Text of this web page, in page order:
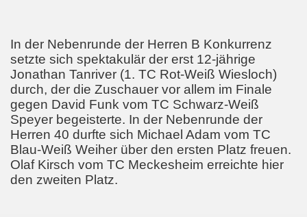
In der Nebenrunde der Herren B Konkurrenz
setzte sich spektakulär der erst 12-jährige
Jonathan Tanriver (1. TC Rot-Weiß Wiesloch)
durch, der die Zuschauer vor allem im Finale
gegen David Funk vom TC Schwarz-Weiß
Speyer begeisterte. In der Nebenrunde der
Herren 40 durfte sich Michael Adam vom TC
Blau-Weiß Weiher über den ersten Platz freuen.
Olaf Kirsch vom TC Meckesheim erreichte hier
den zweiten Platz.